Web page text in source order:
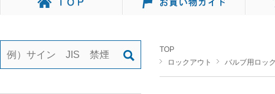
TOP
ロックアウト
バルブ用ロッ